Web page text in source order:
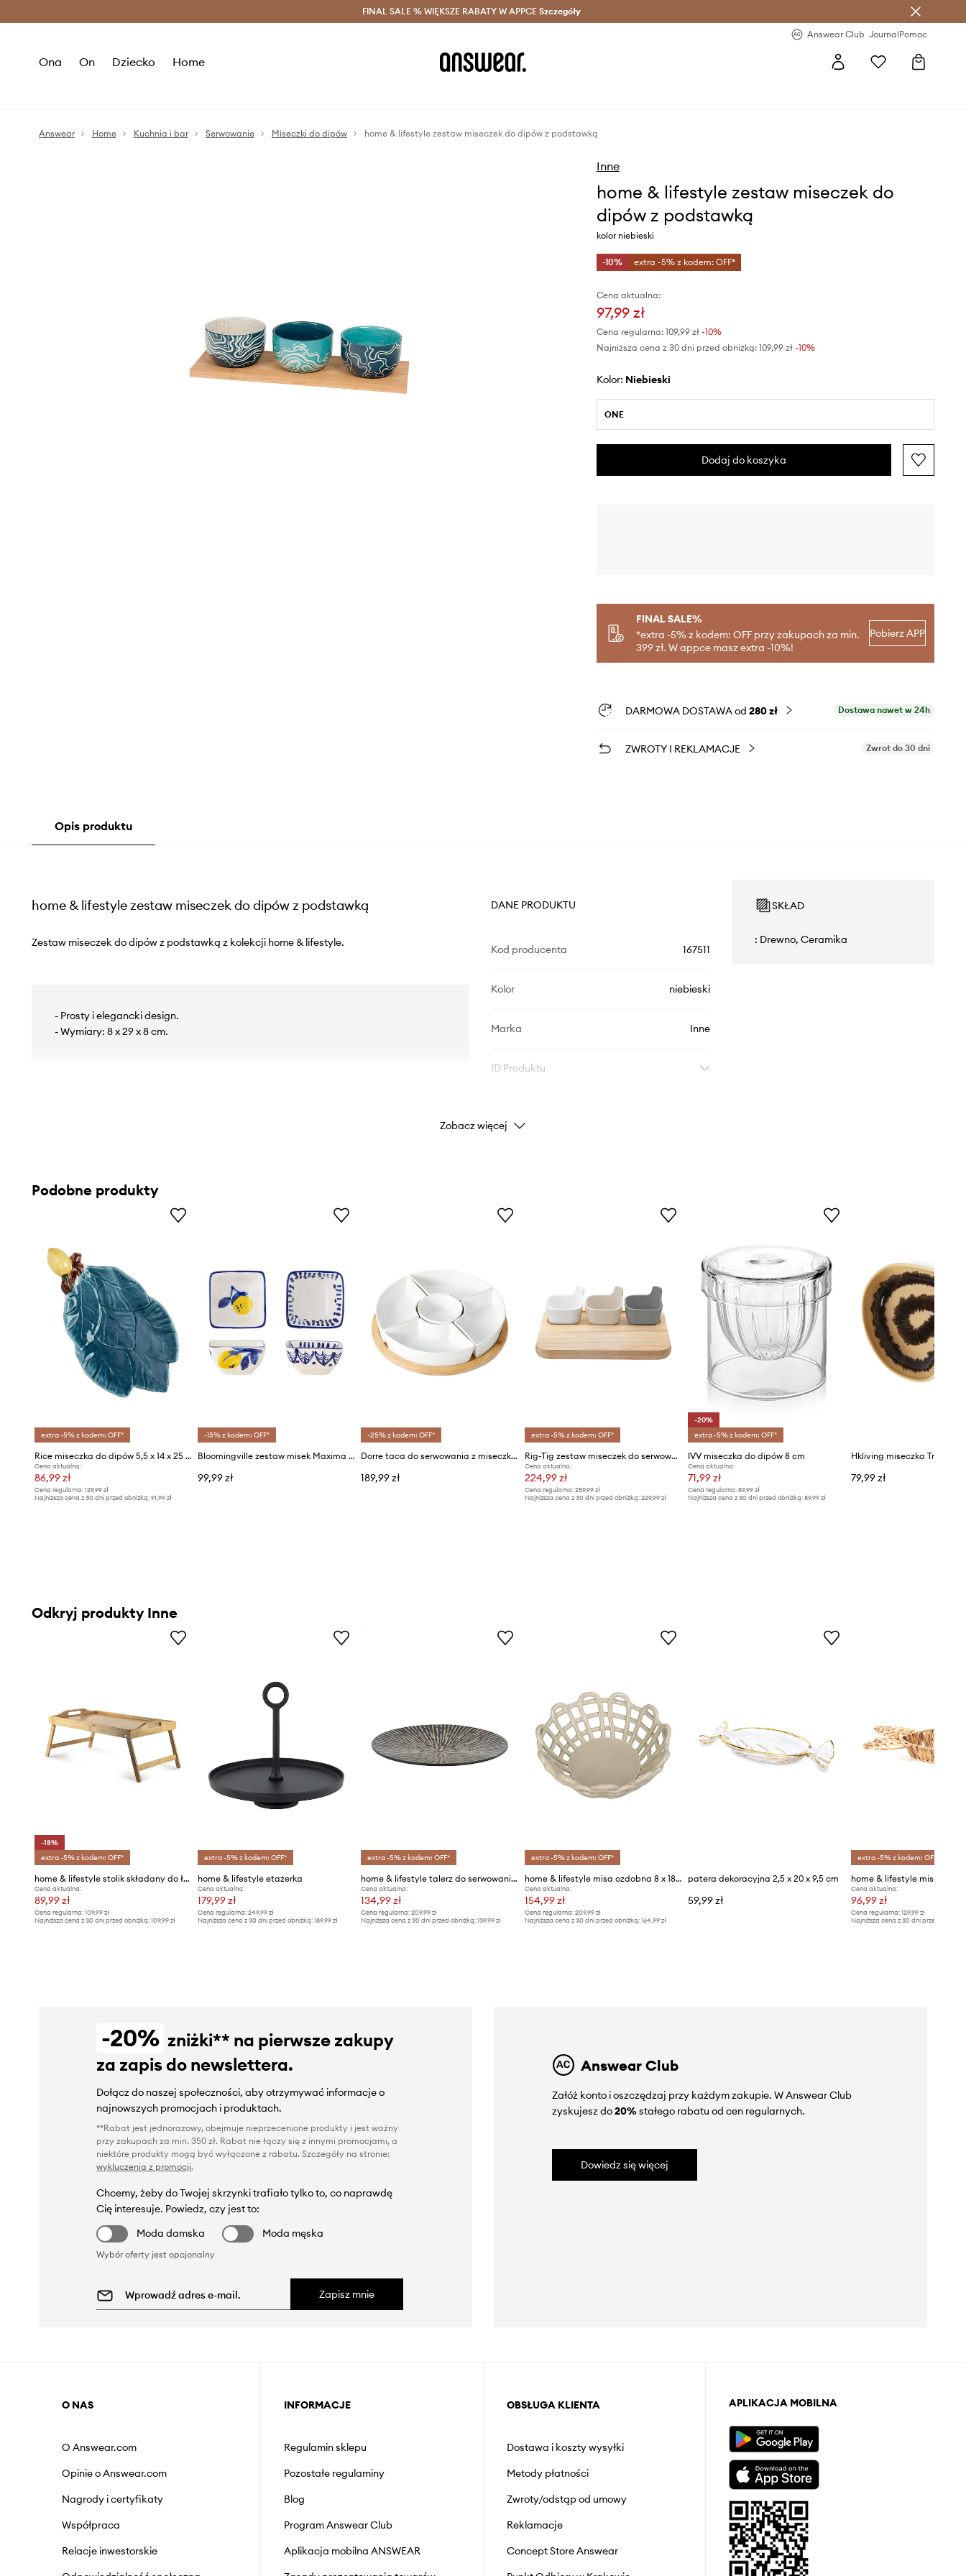
Oszczędzaj z Answear Club > Dostawa nawet w 24h >
FINAL SALE % WIĘKSZE RABATY W APPCE Szczegóły
Answear Club JournalPomoc
Ona On Dziecko Home
Answear Home Kuchnia i bar Serwowanie Miseczki do dipów home & lifestyle zestaw miseczek do dipów z podstawką
Inne
home & lifestyle zestaw miseczek do
dipów z podstawką
kolor niebieski
-10% extra -5% z kodem: OFF*
Cena aktualna:
97,99 zł
Cena regularna: 109,99 zł-10%
Najniższa cena z 30 dni przed obniżką: 109,99 zł -10%
Kolor: niebieski
ONE
Dodaj do koszyka
FINAL SALE%
*extra -5% z kodem: OFF przy zakupach za min.
399 zł. W appce masz extra -10%!
Pobierz APP
DARMOWA DOSTAWA od 280 zł Dostawa nawet w 24h
ZWROTY I REKLAMACJE Zwrot do 30 dni
Opis produktu
home & lifestyle zestaw miseczek do dipów z podstawką
Zestaw miseczek do dipów z podstawką z kolekcji home & lifestyle.
- Prosty i elegancki design.
- Wymiary: 8 x 29 x 8 cm.
DANE PRODUKTU
Kod producenta 167511
Kolor niebieski
Marka Inne
ID Produktu
SKŁAD
: Drewno, Ceramika
Zobacz więcej
Podobne produkty
extra -5% z kodem: OFF*
Rice miseczka do dipów 5,5 x 14 x 25 cm
Cena aktualna:
86,99 zł
Cena regularna: 129,99 zł
Najniższa cena z 30 dni przed obniżką: 91,99 zł
-15% z kodem: OFF*
Bloomingville zestaw misek Maxima 2-pack
99,99 zł
-25% z kodem: OFF*
Dorre taca do serwowania z miseczkami
189,99 zł
extra -5% z kodem: OFF*
Rig-Tig zestaw miseczek do serwowania z podstawką Tapas 3-pack
Cena aktualna:
224,99 zł
Cena regularna: 259,99 zł
Najniższa cena z 30 dni przed obniżką: 229,99 zł
-20%
extra -5% z kodem: OFF*
IVV miseczka do dipów 8 cm
Cena aktualna:
71,99 zł
Cena regularna:89,99 zł
Najniższa cena z 30 dni przed obniżką:89,99 zł
Hkliving miseczka Triffle
79,99 zł
Odkryj produkty Inne
-18%
extra -5% z kodem: OFF*
home & lifestyle stolik składany do łóżka Rais 54,5 x 34,5 x 24 cm
Cena aktualna:
89,99 zł
Cena regularna: 109,99 zł
Najniższa cena z 30 dni przed obniżką: 109,99 zł
extra -5% z kodem: OFF*
home & lifestyle etażerka
Cena aktualna:
179,99 zł
Cena regularna:249,99 zł
Najniższa cena z 30 dni przed obniżką:189,99 zł
extra -5% z kodem: OFF*
home & lifestyle talerz do serwowania 38 x 38 x 4 cm
Cena aktualna:
134,99 zł
Cena regularna: 209,99 zł
Najniższa cena z 30 dni przed obniżką: 139,99 zł
extra -5% z kodem: OFF*
home & lifestyle misa ozdobna 8 x 18 x 18 cm
Cena aktualna:
154,99 zł
Cena regularna: 209,99 zł
Najniższa cena z 30 dni przed obniżką: 164,99 zł
patera dekoracyjna 2,5 x 20 x 9,5 cm
59,99 zł
extra -5% z kodem: OFF*
home & lifestyle misa
Cena aktualna:
96,99 zł
Cena regularna: 129,99 zł
Najniższa cena z 30 dni przed obniżką:
-20% zniżki** na pierwsze zakupy
za zapis do newslettera.
Dołącz do naszej społeczności, aby otrzymywać informacje o
najnowszych promocjach i produktach.
**Rabat jest jednorazowy, obejmuje nieprzecenione produkty i jest ważny
przy zakupach za min. 350 zł. Rabat nie łączy się z innymi promocjami, a
niektóre produkty mogą być wyłączone z rabatu. Szczegóły na stronie:
wykluczenia z promocji.
Chcemy, żeby do Twojej skrzynki trafiało tylko to, co naprawdę
Cię interesuje. Powiedz, czy jest to:
Moda damska
Moda męska
Wybór oferty jest opcjonalny
Zapisz mnie
Answear Club
Załóż konto i oszczędzaj przy każdym zakupie. W Answear Club
zyskujesz do20%stałego rabatu od cen regularnych.
Dowiedz się więcej
O NAS
O Answear.com
Opinie o Answear.com
Nagrody i certyfikaty
Współpraca
Relacje inwestorskie
INFORMACJE
Regulamin sklepu
Pozostałe regulaminy
Blog
Program Answear Club
Aplikacja mobilna ANSWEAR
OBSŁUGA KLIENTA
Dostawa i koszty wysyłki
Metody płatności
Zwroty/odstąp od umowy
Reklamacje
Concept Store Answear
APLIKACJA MOBILNA